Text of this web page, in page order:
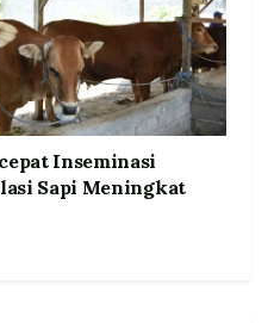
Inseminasi
Sapi Meningkat